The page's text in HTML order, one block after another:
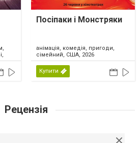
Посіпаки і Монстряки
анімація, комедія, пригоди,
сімейний, США, 2026
Купити
Рецензія